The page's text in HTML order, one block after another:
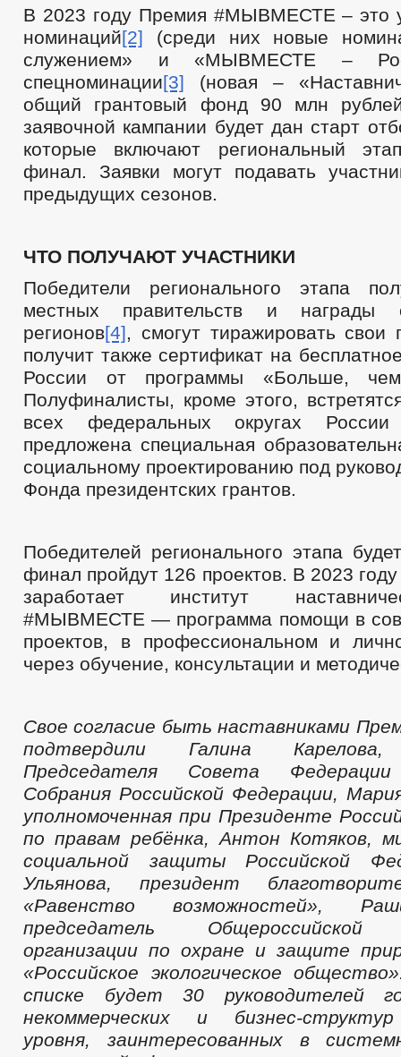
В 2023 году Премия #МЫВМЕСТЕ – это
номинаций[2] (среди них новые
служением» и «МЫВМЕСТЕ –
спецноминации[3] (новая –
общий грантовый фонд 90 млн
заявочной кампании будет дан старт
которые включают региональный
финал. Заявки могут подавать
предыдущих сезонов.
ЧТО ПОЛУЧАЮТ УЧАСТНИКИ
Победители регионального этапа
местных правительств и награды
регионов[4], смогут тиражировать свои
получит также сертификат на
России от программы «Больше, чем
Полуфиналисты, кроме этого,
всех федеральных округах
предложена специальная
социальному проектированию под
Фонда президентских грантов.
Победителей регионального этапа
финал пройдут 126 проектов. В 2023
заработает институт
#МЫВМЕСТЕ — программа помощи в
проектов, в профессиональном и
через обучение, консультации и
Свое согласие быть наставниками
подтвердили Галина Карелова,
Председателя Совета Федерации
Собрания Российской Федерации,
уполномоченная при Президенте
по правам ребёнка, Антон Котяков,
социальной защиты Российской
Ульянова, президент
«Равенство возможностей»,
председатель Общероссийской
организации по охране и защите
«Российское экологическое
списке будет 30 руководителей
некоммерческих и бизнес-
уровня, заинтересованных в